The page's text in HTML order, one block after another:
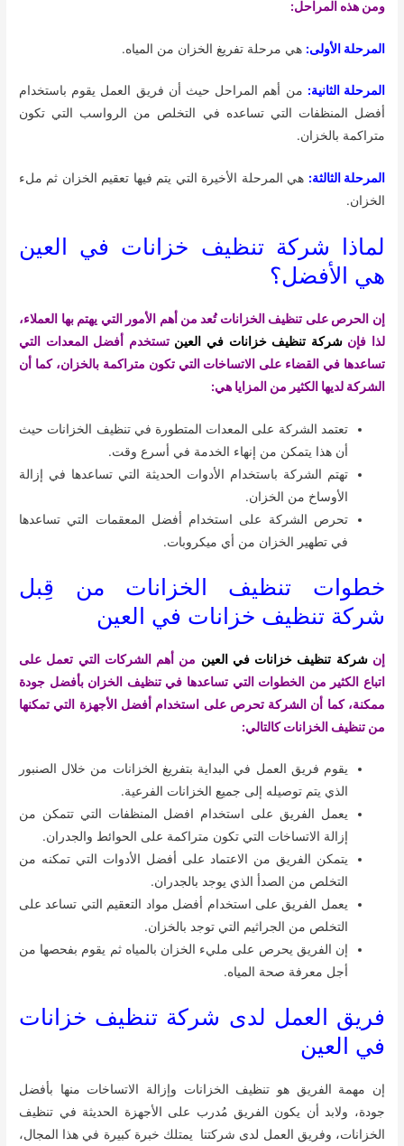
ومن هذه المراحل:
المرحلة الأولى: هي مرحلة تفريغ الخزان من المياه.
المرحلة الثانية: من أهم المراحل حيث أن فريق العمل يقوم باستخدام
أفضل المنظفات التي تساعده في التخلص من الرواسب التي تكون
متراكمة بالخزان.
المرحلة الثالثة: هي المرحلة الأخيرة التي يتم فيها تعقيم الخزان ثم ملء
الخزان.
لماذا شركة تنظيف خزانات في العين
هي الأفضل؟
إن الحرص على تنظيف الخزانات تُعد من أهم الأمور التي يهتم بها العملاء،
لذا فإنشركة تنظيف خزانات في العين تستخدم أفضل المعدات التي
تساعدها في القضاء على الاتساخات التي تكون متراكمة بالخزان، كما أن
الشركة لديها الكثير من المزايا هي:
تعتمد الشركة على المعدات المتطورة في تنظيف الخزانات حيث
أن هذا يتمكن من إنهاء الخدمة في أسرع وقت.
تهتم الشركة باستخدام الأدوات الحديثة التي تساعدها في إزالة
الأوساخ من الخزان.
تحرص الشركة على استخدام أفضل المعقمات التي تساعدها
في تطهير الخزان من أي ميكروبات.
خطوات تنظيف الخزانات من قِبل
شركة تنظيف خزانات في العين
إنشركة تنظيف خزانات في العين من أهم الشركات التي تعمل على
اتباع الكثير من الخطوات التي تساعدها في تنظيف الخزان بأفضل جودة
ممكنة، كما أن الشركة تحرص على استخدام أفضل الأجهزة التي تمكنها
من تنظيف الخزانات كالتالي:
يقوم فريق العمل في البداية بتفريغ الخزانات من خلال الصنبور
الذي يتم توصيله إلى جميع الخزانات الفرعية.
يعمل الفريق على استخدام افضل المنظفات التي تتمكن من
إزالة الاتساخات التي تكون متراكمة على الحوائط والجدران.
يتمكن الفريق من الاعتماد على أفضل الأدوات التي تمكنه من
التخلص من الصدأ الذي يوجد بالجدران.
يعمل الفريق على استخدام أفضل مواد التعقيم التي تساعد على
التخلص من الجراثيم التي توجد بالخزان.
إن الفريق يحرص على مليء الخزان بالمياه ثم يقوم بفحصها من
أجل معرفة صحة المياه.
فريق العمل لدى شركة تنظيف خزانات
في العين
إن مهمة الفريق هو تنظيف الخزانات وإزالة الاتساخات منها بأفضل
جودة، ولابد أن يكون الفريق مُدرب على الأجهزة الحديثة في تنظيف
الخزانات، وفريق العمل لدى شركتنا يمتلك خبرة كبيرة في هذا المجال،